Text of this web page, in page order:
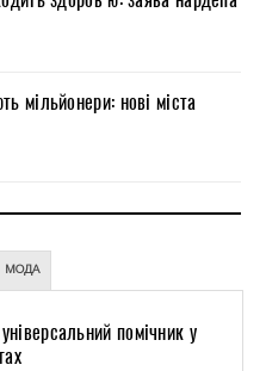
мільйонери: нові міста
МОДА
помічник у